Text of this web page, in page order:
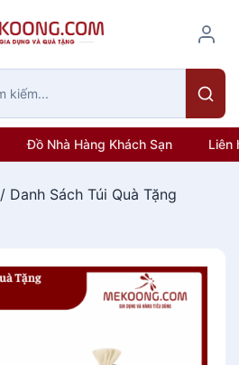
Đồ Nhà Hàng Khách Sạn Liên
/ Danh Sách Túi Quà Tặng